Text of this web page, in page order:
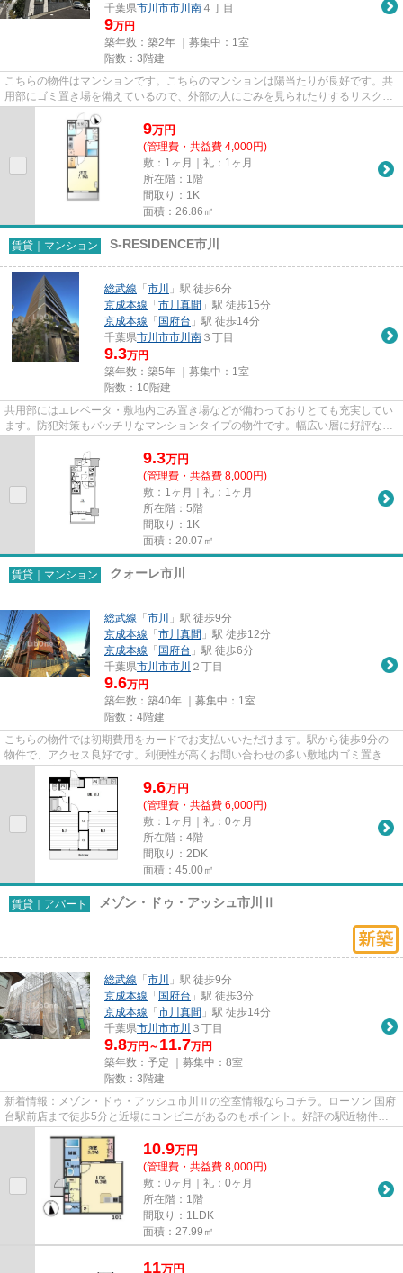
千葉県市川市市川南 ４丁目
9万円
築年数：築2年 ｜募集中： 1室
階数：3階建
こちらの物件はマンションです。こちらのマンションは陽当たりが良好です。共
用部にゴミ置き場を備えているので、外部の人にごみを見られたりするリスクを
減らせます。この物件は内観...
9万円
(管理費・共益費 4,000円)
敷：1ヶ月｜礼：1ヶ月
所在階：1階
間取り：1K
面積：26.86㎡
賃貸｜マンション S-RESIDENCE市川
総武線 「 市川
」駅 徒歩6分
京成本線 「 市川真間 」駅 徒歩15分
京成本線 「 国府台 」駅 徒歩14分
千葉県市川市市川南 ３丁目
9.3万円
築年数：築5年 ｜募集中： 1室
階数：10階建
共用部にはエレベータ・敷地内ごみ置き場などが備わっておりとても充実してい
ます。防犯対策もバッチリなマンションタイプの物件です。幅広い層に好評な、
9.3万円
(管理費・共益費 8,000円)
敷：1ヶ月｜礼：1ヶ月
所在階：5階
間取り：1K
面積：20.07㎡
賃貸｜マンション クォーレ市川
総武線 「 市川
」駅 徒歩9分
京成本線 「 市川真間 」駅 徒歩12分
京成本線 「 国府台 」駅 徒歩6分
千葉県市川市市川 ２丁目
9.6万円
築年数：築40年 ｜募集中： 1室
階数：4階建
こちらの物件では初期費用をカードでお支払いいただけます。駅から徒歩9分の
物件で、アクセス良好です。利便性が高くお問い合わせの多い敷地内ゴミ置き場
です。外壁はタイル張りとなっ...
9.6万円
(管理費・共益費 6,000円)
敷：1ヶ月｜礼：0ヶ月
所在階：4階
間取り：2DK
面積：45.00㎡
賃貸｜アパート メゾン・ドゥ・アッシュ市川Ⅱ
総武線 「 市川
」駅 徒歩9分
京成本線 「 国府台 」駅 徒歩3分
京成本線 「 市川真間 」駅 徒歩14分
千葉県市川市市川 ３丁目
9.8万円～ 11.7万円
築年数：予定 ｜募集中： 8室
階数：3階建
新着情報：メゾン・ドゥ・アッシュ市川Ⅱの空室情報ならコチラ。ローソン 国府
台駅前店まで徒歩5分と近場にコンビニがあるのもポイント。好評の駅近物件と
10.9万円
(管理費・共益費 8,000円)
敷：0ヶ月｜礼：0ヶ月
所在階：1階
間取り：1LDK
面積：27.99㎡
11万円